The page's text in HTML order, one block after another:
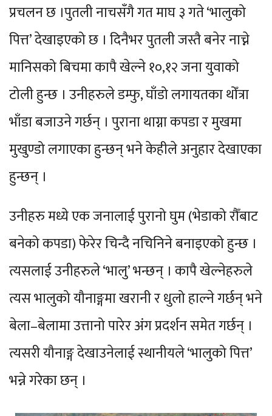
प्रचलन छ ।पुतली नाचसँगै गत माघ ३ गते ‘भालुको
पित्त’ देखाइएको छ । दिनैभर पुतली जस्तै बनेर नाच्ने
मानिसको बिचमा कापै खेल्ने १०,१२ जना युवाको
टोली हुन्छ । उनीहरुले डम्फु, घाँडो लगायतका थोँत्रा
भाँडा बजाउने गर्छन् । पुराना थाग्ना कपडा र मुखमा
मुखुण्डो लगाएका हुन्छन् भने केहीले अनुहार देखाएका
हुन्छन् ।
उनीहरु मध्ये एक जनालाई पुरानो घुम (भेडाको रौँबाट
बनेको कपडा) फेरेर चिन्दै नचिनिने बनाइएको हुन्छ ।
त्यसलाई उनीहरुले ‘भालु’ भन्छन् । कापै खेल्नेहरुले
त्यस भालुको यौनाङ्गमा खरानी र धुलो हाल्ने गर्छन् भने
बेला–बेलामा उत्तानो पारेर अंग प्रदर्शन समेत गर्छन् ।
त्यसरी यौनाङ्ग देखाउनेलाई स्थानीयले ‘भालुको पित्त’
भन्ने गरेका छन् ।